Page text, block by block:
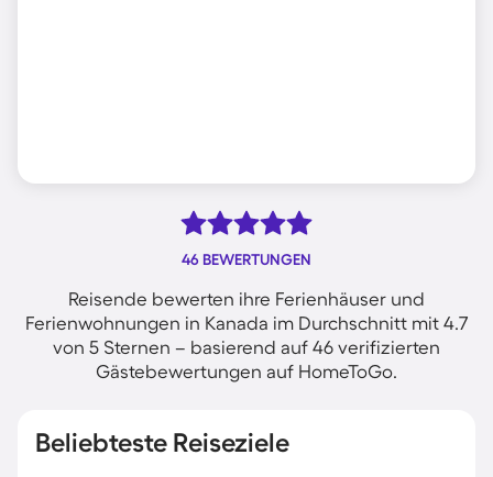
46 BEWERTUNGEN
Reisende bewerten ihre Ferienhäuser und
Ferienwohnungen in Kanada im Durchschnitt mit 4.7
von 5 Sternen – basierend auf 46 verifizierten
Gästebewertungen auf HomeToGo.
Beliebteste Reiseziele